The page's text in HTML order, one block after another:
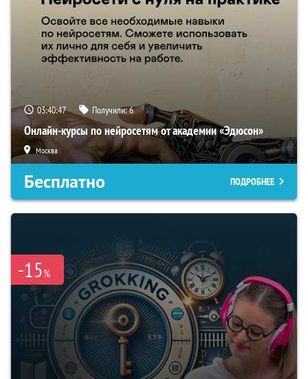
03:40:46 Получили:6
Онлайн-курсы по нейросетям от академии «Эдюсон»
Москва
Бесплатно ПОДРОБНЕЕ
-15%